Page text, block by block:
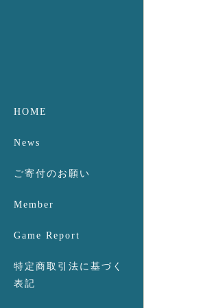
HOME
News
ご寄付のお願い
Member
Game Report
特定商取引法に基づく
表記